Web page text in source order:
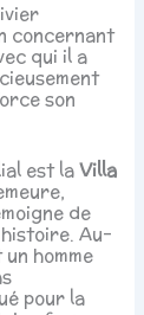
concernant
qui il a
son
est laVilla
de
Au-
homme
pour la